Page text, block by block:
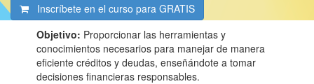
Inscríbete en el curso para GRATIS
Objetivo: Proporcionar las herramientas y
conocimientos necesarios para manejar de manera
eficiente créditos y deudas, enseñándote a tomar
decisiones financieras responsables.